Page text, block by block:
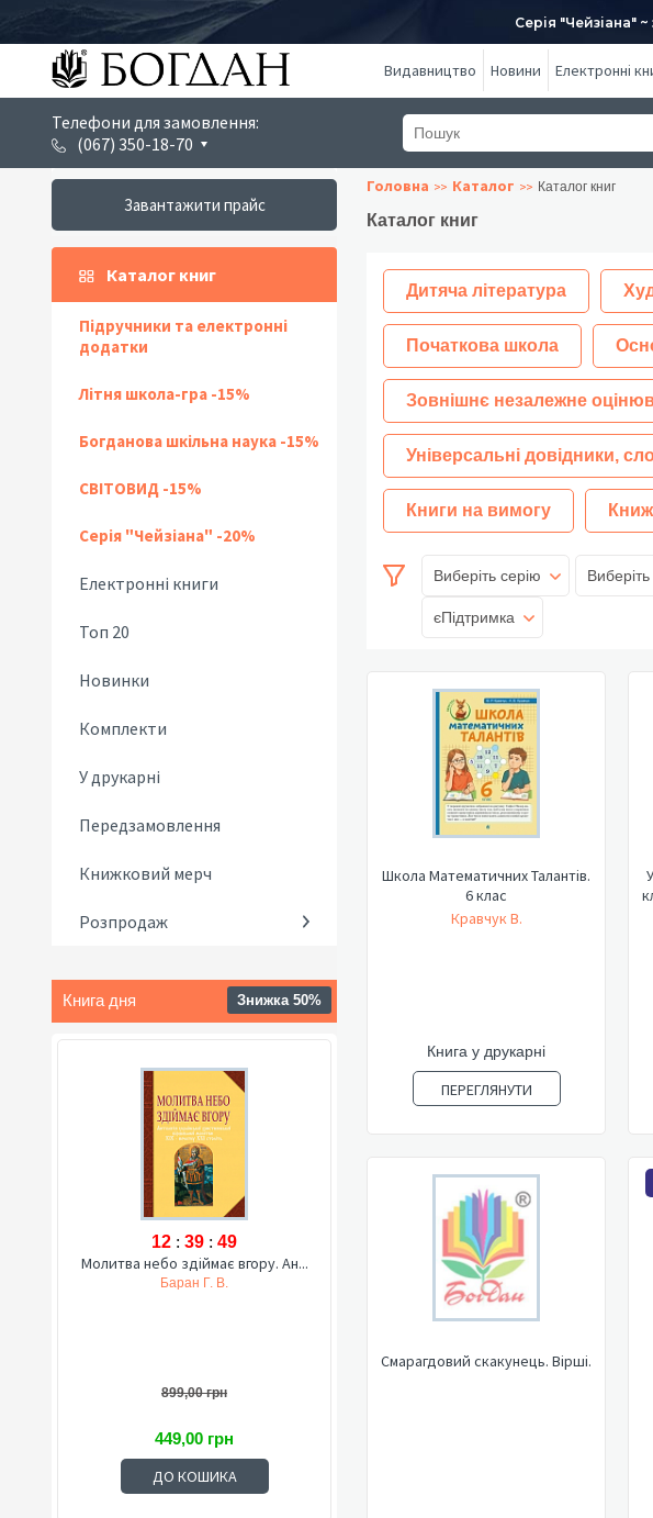
Серія "Чейзіана"
Видавництво Новини Електронні
Телефони для замовлення:
(067) 350-18-70
Завантажити прайс
Каталог книг
Підручники та електронні
додатки
Літня школа-гра -15%
Богданова шкільна наука -15%
СВІТОВИД -15%
Серія "Чейзіана" -20%
Електронні книги
Топ 20
Новинки
Комплекти
У друкарні
Передзамовлення
Книжковий мерч
Розпродаж
Книга дня Знижка 50%
12 : 39 : 48
Молитва небо здіймає вгору. Ан...
Баран Г. В.
899,00 грн
449,00 грн
ДО КОШИКА
Головна Каталог Каталог книг
Каталог книг
Дитяча література
Початкова школа
Зовнішнє незалежне
Універсальні довідники,
Книги на вимогу
Виберіть серію
єПідтримка
Школа Математичних Талантів.
6 клас
Кравчук В.
Книга у друкарні
ПЕРЕГЛЯНУТИ
Смарагдовий скакунець. Вірші.